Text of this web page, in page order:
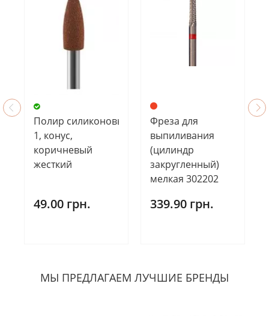
Полир силиконовый SK212
1, конус,
коричневый
жесткий
49.00 грн.
Фреза для
выпиливания
(цилиндр
закругленный)
мелкая 302202
339.90 грн.
МЫ ПРЕДЛАГАЕМ ЛУЧШИЕ БРЕНДЫ